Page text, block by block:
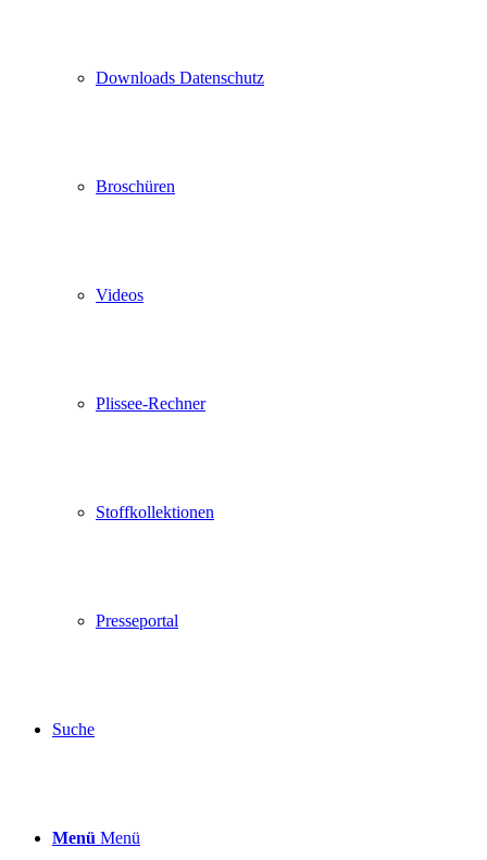
Downloads Datenschutz
Broschüren
Videos
Plissee-Rechner
Stoffkollektionen
Presseportal
Suche
Menü Menü